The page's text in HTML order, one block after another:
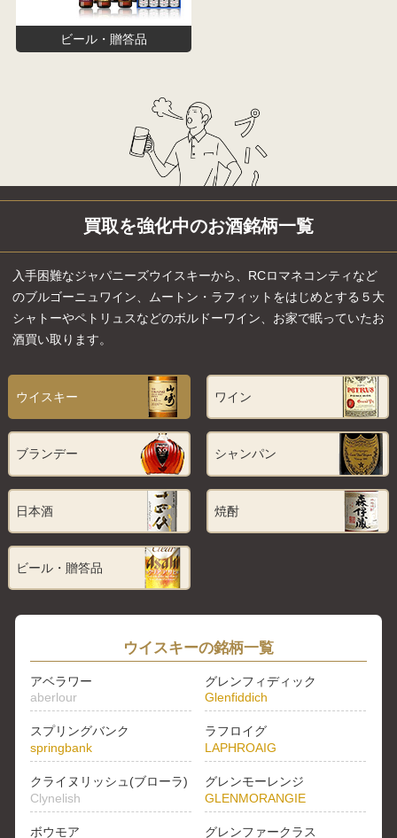
ビール・贈答品
買取を強化中のお酒銘柄一覧
入手困難なジャパニーズウイスキーから、RCロマネコンティなど
のブルゴーニュワイン、ムートン・ラフィットをはじめとする５大
シャトーやペトリュスなどのボルドーワイン、お家で眠っていたお
酒買い取ります。
ウイスキー ワイン
ブランデー シャンパン
日本酒 焼酎
ビール・贈答品
ウイスキーの銘柄一覧
アベラワー
aberlour
グレンフィディック
Glenfiddich
スプリングバンク
springbank
ラフロイグ
LAPHROAIG
クライヌリッシュ(ブローラ)
Clynelish
グレンモーレンジ
GLENMORANGIE
ボウモア
グレンファークラス